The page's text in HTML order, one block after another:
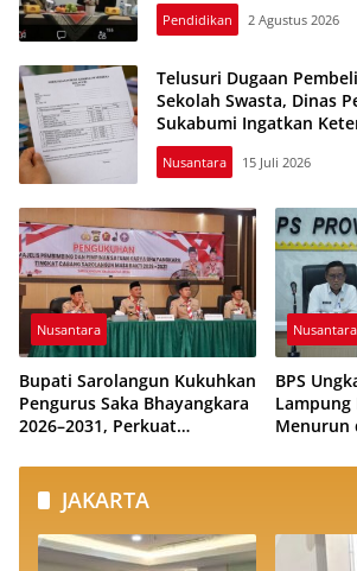
Pendidikan 2 Agustus 2026
Telusuri Dugaan
Sekolah Swasta, Dinas
Sukabumi Ingatkan
Nusantara 15 Juli 2026
Nusantara
Bupati Sarolangun Kukuhkan
Pengurus Saka Bhayangkara
2026–2031, Perkuat
Generasi Muda
Nusantara
BPS
Menurun
JAKARTA